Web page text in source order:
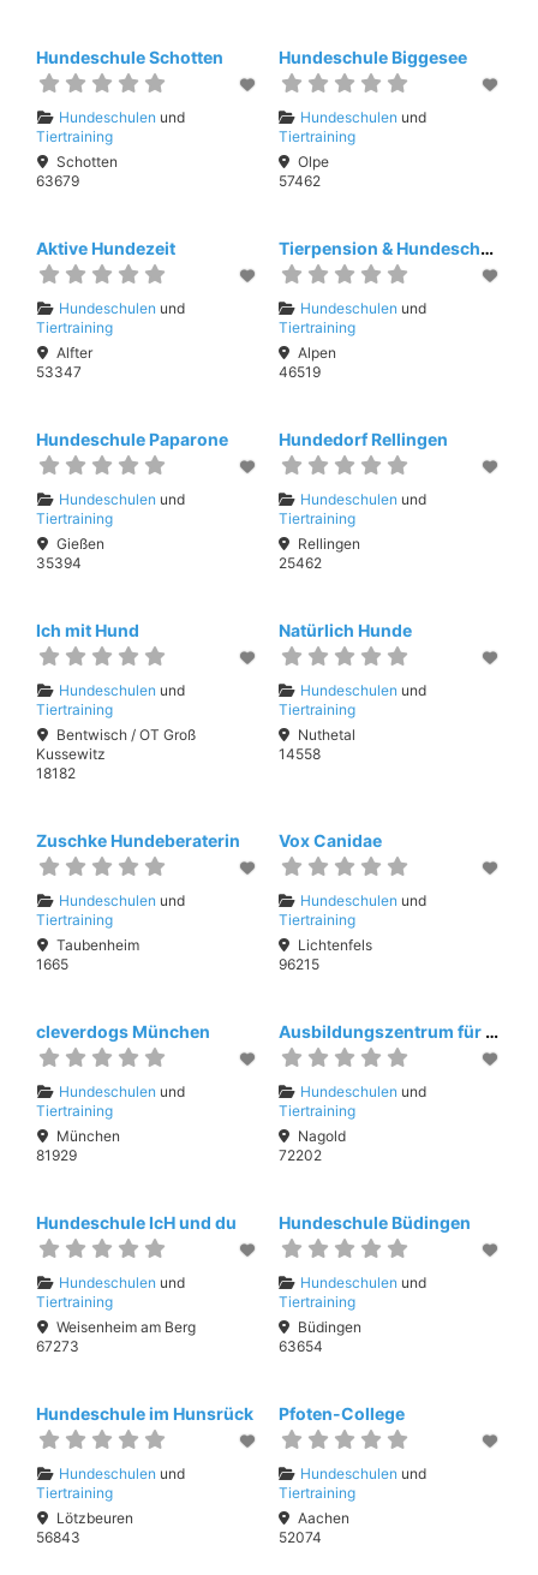
Hundeschule Schotten
Hundeschulen und
Tiertraining
Schotten
63679
Hundeschule Biggesee
Hundeschulen und
Tiertraining
Olpe
57462
Aktive Hundezeit
Hundeschulen und
Tiertraining
Alfter
53347
Tierpension & Hundeschule Villa Animale
Hundeschulen und
Tiertraining
Alpen
46519
Hundeschule Paparone
Hundeschulen und
Tiertraining
Gießen
35394
Hundedorf Rellingen
Hundeschulen und
Tiertraining
Rellingen
25462
Ich mit Hund
Hundeschulen und
Tiertraining
Bentwisch / OT Groß
Kussewitz
18182
Natürlich Hunde
Hundeschulen und
Tiertraining
Nuthetal
14558
Zuschke Hundeberaterin
Hundeschulen und
Tiertraining
Taubenheim
1665
Vox Canidae
Hundeschulen und
Tiertraining
Lichtenfels
96215
cleverdogs München
Hundeschulen und
Tiertraining
München
81929
Ausbildungszentrum für helfende Hunde
Hundeschulen und
Tiertraining
Nagold
72202
Hundeschule IcH und du
Hundeschulen und
Tiertraining
Weisenheim am Berg
67273
Hundeschule Büdingen
Hundeschulen und
Tiertraining
Büdingen
63654
Hundeschule im Hunsrück
Hundeschulen und
Tiertraining
Lötzbeuren
56843
Pfoten-College
Hundeschulen und
Tiertraining
Aachen
52074